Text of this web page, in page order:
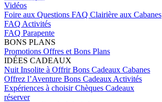
Vidéos
Foire aux Questions FAQ Clairière aux Cabanes
FAQ Activités
FAQ Parapente
BONS PLANS
Promotions Offres et Bons Plans
IDÉES CADEAUX
Nuit Insolite à OffrirBons Cadeaux Cabanes
Offrez l’Aventure Bons Cadeaux Activités
Expériences à choisirChèques Cadeaux
réserver